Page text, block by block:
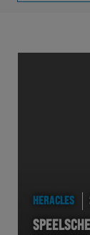
EXCHER
HERACLES